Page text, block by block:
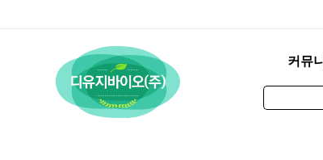
커뮤